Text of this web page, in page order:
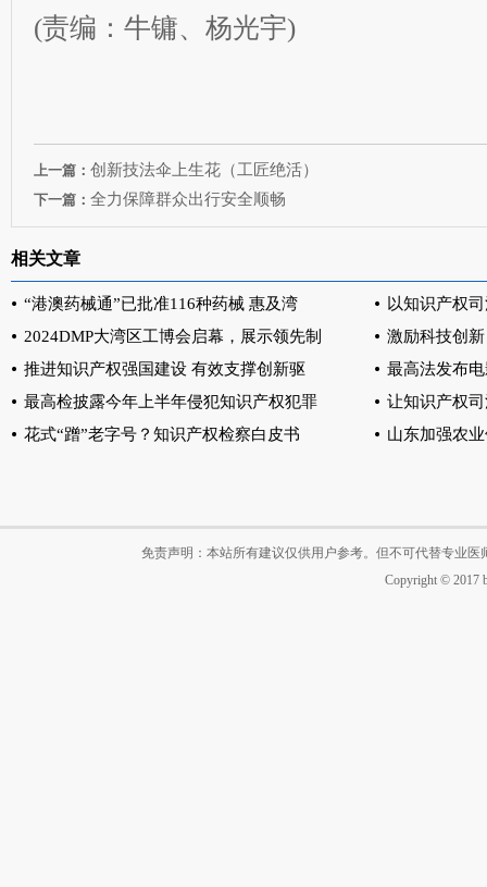
(责编：牛镛、杨光宇)
上一篇： 创新技法伞上生花（工匠绝活）
下一篇： 全力保障群众出行安全顺畅
相关文章
“港澳药械通”已批准116种药械 惠及湾
以知识产权
2024DMP大湾区工博会启幕，展示领先制
激励科技创
推进知识产权强国建设 有效支撑创新驱
最高法发布
最高检披露今年上半年侵犯知识产权犯罪
让知识产权
花式“蹭”老字号？知识产权检察白皮书
山东加强农
免责声明：本站所有建议仅供用户参考。但不可代替专业
Copyright © 2017